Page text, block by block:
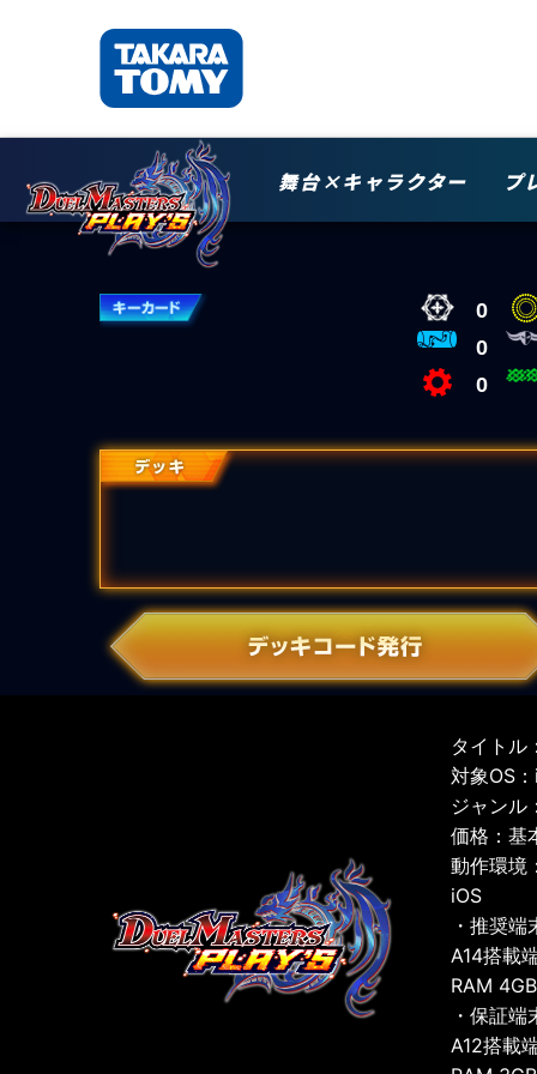
舞台×キャラクター プ
0
0
0
タイトル
対象OS
ジャンル
価格：基
動作環境
iOS
・推奨端
A14搭載
RAM
・保証端
A12搭載